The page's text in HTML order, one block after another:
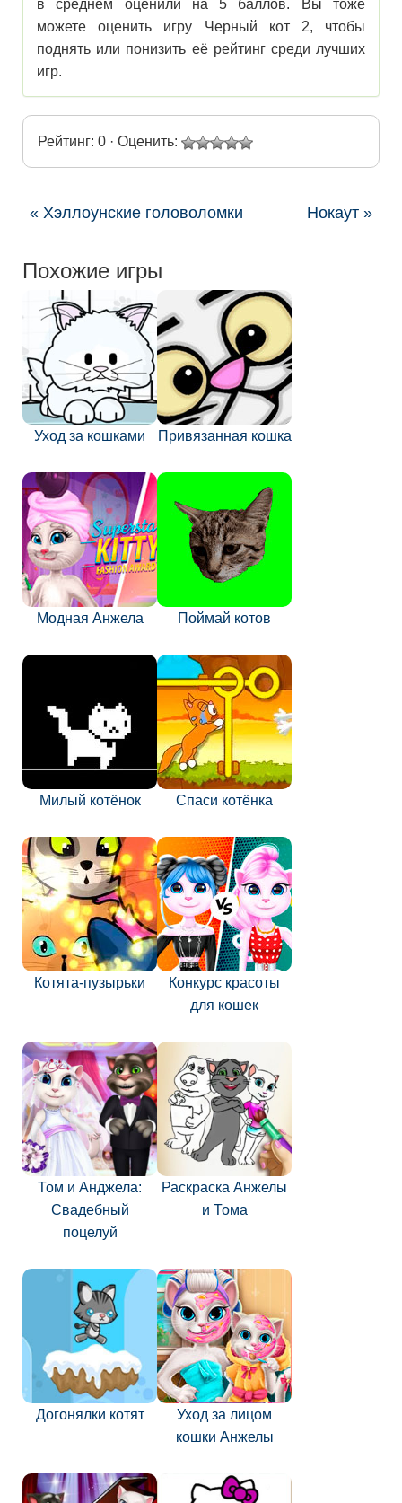
в среднем оценили на 5 баллов. Вы тоже
можете оценить игру Черный кот 2, чтобы
поднять или понизить её рейтинг среди лучших
игр.
Рейтинг: 0 · Оценить:
« Хэллоунские головоломки Нокаут »
Похожие игры
Уход за кошками Привязанная кошка
Модная Анжела Поймай котов
Милый котёнок Спаси котёнка
Котята-пузырьки
Конкурс красоты
для кошек
Том и Анджела:
Свадебный
поцелуй
Раскраска Анжелы
и Тома
Догонялки котят
Уход за лицом
кошки Анжелы